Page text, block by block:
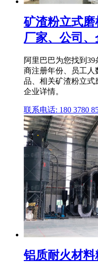
矿渣粉立式
厂家、公司、
阿里巴巴为您找到
商注册年份、员工人
品、相关矿渣粉立式
企业详情。
联系电话: 180 3780
铝质耐火材